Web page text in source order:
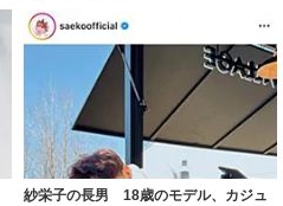
紗栄子の長男 18歳のモデル、カジュ